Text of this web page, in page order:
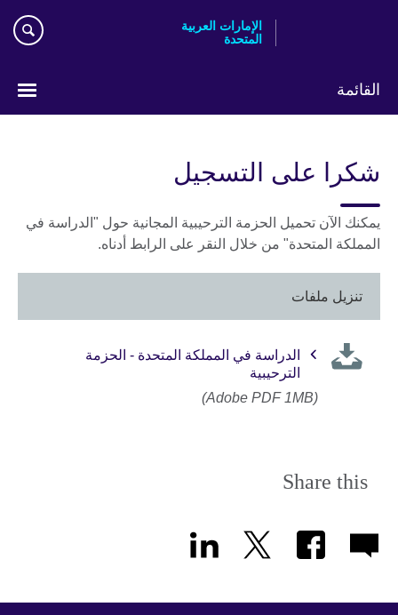
الإمارات العربية
المتحدة
القائمة
شكرا على التسجيل
يمكنك الآن تحميل الحزمة الترحيبية المجانية حول "الدراسة في
المملكة المتحدة" من خلال النقر على الرابط أدناه.
تنزيل ملفات
الدراسة في المملكة المتحدة - الحزمة
الترحيبية
(Adobe PDF 1MB)
Share this